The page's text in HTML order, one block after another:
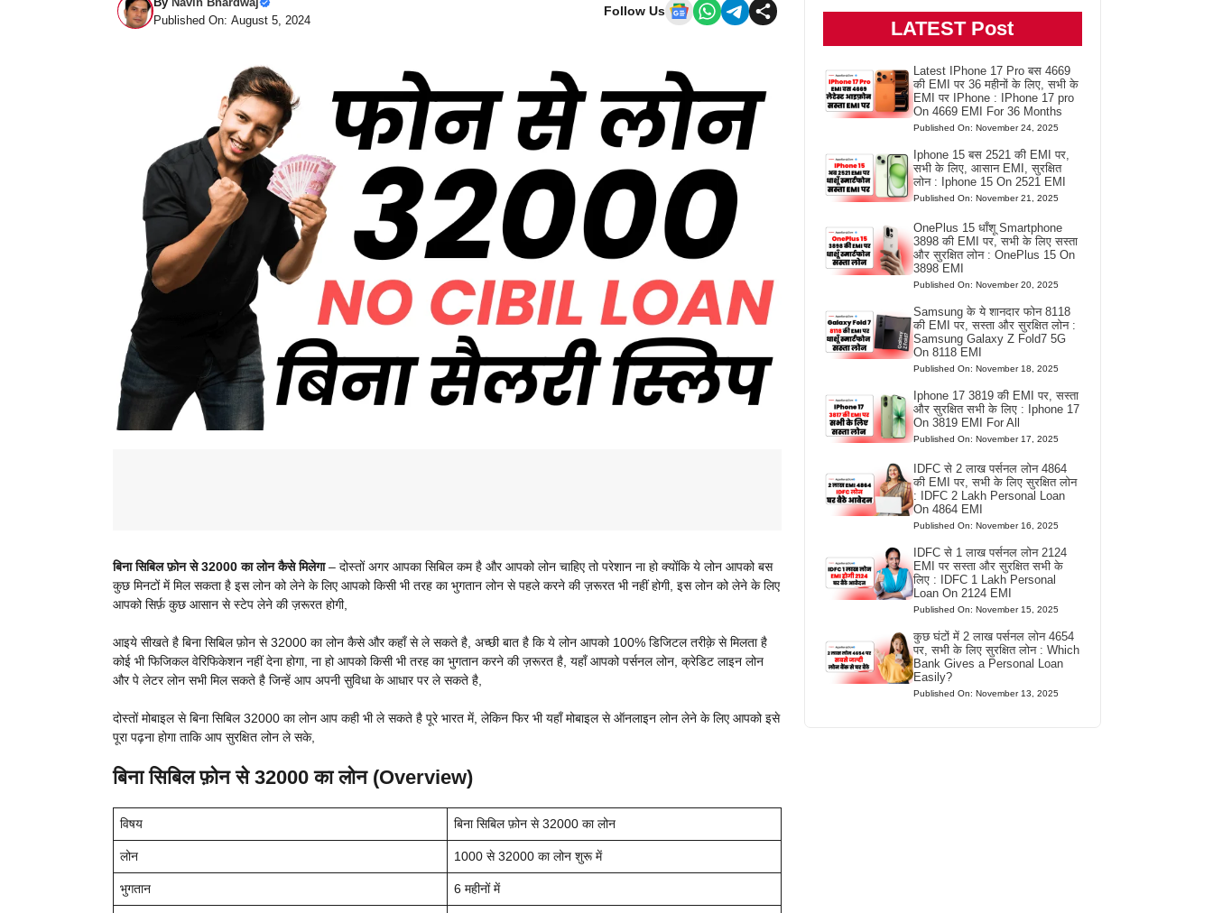
Published On: August 5, 2024
Follow Us
बिना सिबिल फ़ोन से 32000 का लोन कैसे मिलेगा– दोस्तों अगर आपका सिबिल कम है और आपको लोन चाहिए तो परेशान ना हो क्योंकि ये लोन आपको बस
कुछ मिनटों में मिल सकता है इस लोन को लेने के लिए आपको किसी भी तरह का भुगतान लोन से पहले करने की ज़रूरत भी नहीं होगी, इस लोन को लेने के लिए
आपको सिर्फ़ कुछ आसान से स्टेप लेने की ज़रूरत होगी,
आइये सीखते है बिना सिबिल फ़ोन से 32000 का लोन कैसे और कहाँ से ले सकते है, अच्छी बात है कि ये लोन आपको 100% डिजिटल तरीक़े से मिलता है
कोई भी फिजिकल वेरिफिकेशन नहीं देना होगा, ना हो आपको किसी भी तरह का भुगतान करने की ज़रूरत है, यहाँ आपको पर्सनल लोन, क्रेडिट लाइन लोन
और पे लेटर लोन सभी मिल सकते है जिन्हें आप अपनी सुविधा के आधार पर ले सकते है,
दोस्तों मोबाइल से बिना सिबिल 32000 का लोन आप कही भी ले सकते है पूरे भारत में, लेकिन फिर भी यहाँ मोबाइल से ऑनलाइन लोन लेने के लिए आपको इसे
पूरा पढ़ना होगा ताकि आप सुरक्षित लोन ले सके,
बिना सिबिल फ़ोन से 32000 का लोन (Overview)
विषय बिना सिबिल फ़ोन से 32000 का लोन
लोन 1000 से 32000 का लोन शुरू में
भुगतान 6 महीनों में
LATEST Post
Latest IPhone 17 Pro बस 4669
की EMI पर 36 महीनों के लिए, सभी के
EMI पर IPhone : IPhone 17 pro
On 4669 EMI For 36 Months
Published On: November 24, 2025
Iphone 15 बस 2521 की EMI पर,
सभी के लिए, आसान EMI, सुरक्षित
लोन : Iphone 15 On 2521 EMI
Published On: November 21, 2025
OnePlus 15 धाँशू Smartphone
3898 की EMI पर, सभी के लिए सस्ता
और सुरक्षित लोन : OnePlus 15 On
3898 EMI
Published On: November 20, 2025
Samsung के ये शानदार फोन 8118
की EMI पर, सस्ता और सुरक्षित लोन :
Samsung Galaxy Z Fold7 5G
On 8118 EMI
Published On: November 18, 2025
Iphone 17 3819 की EMI पर, सस्ता
और सुरक्षित सभी के लिए : Iphone 17
On 3819 EMI For All
Published On: November 17, 2025
IDFC से 2 लाख पर्सनल लोन 4864
की EMI पर, सभी के लिए सुरक्षित लोन
: IDFC 2 Lakh Personal Loan
On 4864 EMI
Published On: November 16, 2025
IDFC से 1 लाख पर्सनल लोन 2124
EMI पर सस्ता और सुरक्षित सभी के
लिए : IDFC 1 Lakh Personal
Loan On 2124 EMI
Published On: November 15, 2025
कुछ घंटों में 2 लाख पर्सनल लोन 4654
पर, सभी के लिए सुरक्षित लोन : Which
Bank Gives a Personal Loan
Easily?
Published On: November 13, 2025